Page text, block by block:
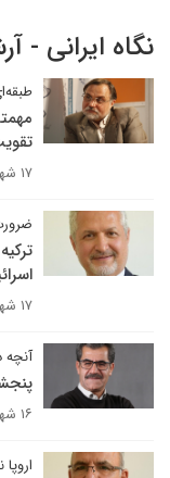
نگاه ایرانی -
۱۷ شهریور ۱۴۰۰
۱۷ شهریور ۱۴۰۰
آنچه
۱۶ شهریور ۱۴۰۰